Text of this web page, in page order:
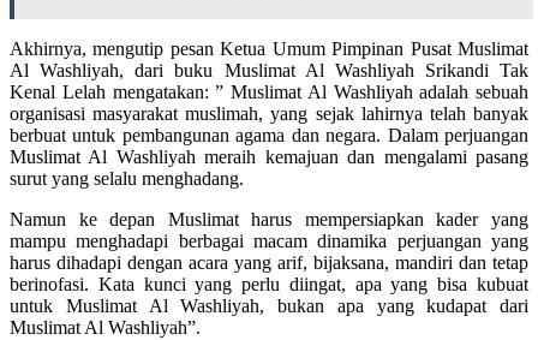
Akhirnya, mengutip pesan Ketua Umum Pimpinan Pusat Muslimat
Al Washliyah, dari buku Muslimat Al Washliyah Srikandi Tak
Kenal Lelah mengatakan: ” Muslimat Al Washliyah adalah sebuah
organisasi masyarakat muslimah, yang sejak lahirnya telah banyak
berbuat untuk pembangunan agama dan negara. Dalam perjuangan
Muslimat Al Washliyah meraih kemajuan dan mengalami pasang
surut yang selalu menghadang.
Namun ke depan Muslimat harus mempersiapkan kader yang
mampu menghadapi berbagai macam dinamika perjuangan yang
harus dihadapi dengan acara yang arif, bijaksana, mandiri dan tetap
berinofasi. Kata kunci yang perlu diingat, apa yang bisa kubuat
untuk Muslimat Al Washliyah, bukan apa yang kudapat dari
Muslimat Al Washliyah”.